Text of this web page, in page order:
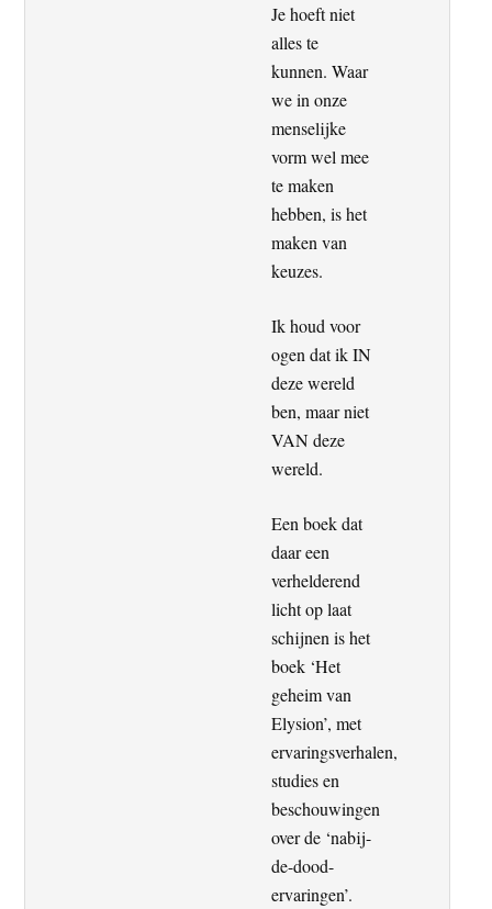
Je hoeft niet
alles te
kunnen. Waar
we in onze
menselijke
vorm wel mee
te maken
hebben, is het
maken van
keuzes.
Ik houd voor
ogen dat ik IN
deze wereld
ben, maar niet
VAN deze
wereld.
Een boek dat
daar een
verhelderend
licht op laat
schijnen is het
boek ‘Het
geheim van
Elysion’, met
ervaringsverhalen,
studies en
beschouwingen
over de ‘nabij-
de-dood-
ervaringen’.